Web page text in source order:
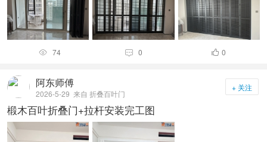
 74  0  0
阿东师傅
2026-5-29 来自 折叠百叶门
+ 关注
椴木百叶折叠门+拉杆安装完工图